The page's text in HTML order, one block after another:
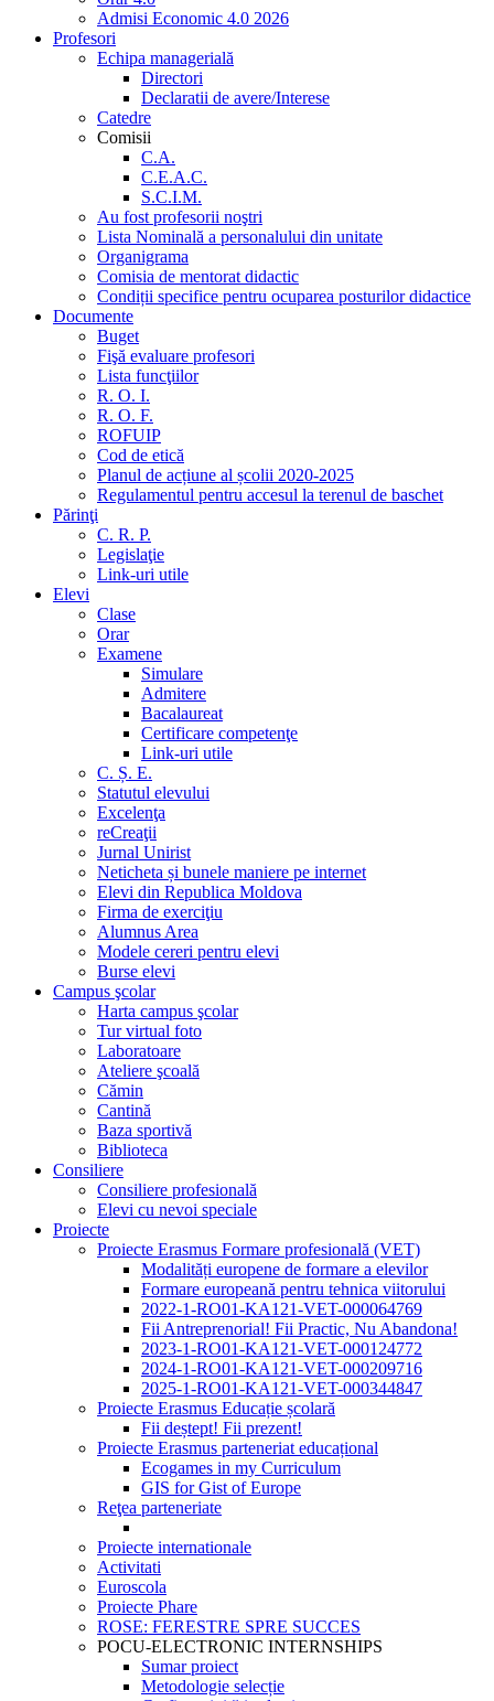
Admisi Economic 4.0 2026
Profesori
Echipa managerială
Directori
Declaratii de avere/Interese
Catedre
Comisii
C.A.
C.E.A.C.
S.C.I.M.
Au fost profesorii noştri
Lista Nominală a personalului din unitate
Organigrama
Comisia de mentorat didactic
Condiții specifice pentru ocuparea posturilor didactice
Documente
Buget
Fişă evaluare profesori
Lista funcţiilor
R. O. I.
R. O. F.
ROFUIP
Cod de etică
Planul de acțiune al școlii 2020-2025
Regulamentul pentru accesul la terenul de baschet
Părinţi
C. R. P.
Legislaţie
Link-uri utile
Elevi
Clase
Orar
Examene
Simulare
Admitere
Bacalaureat
Certificare competenţe
Link-uri utile
C. Ș. E.
Statutul elevului
Excelenţa
reCreaţii
Jurnal Unirist
Neticheta și bunele maniere pe internet
Elevi din Republica Moldova
Firma de exerciţiu
Alumnus Area
Modele cereri pentru elevi
Burse elevi
Campus şcolar
Harta campus şcolar
Tur virtual foto
Laboratoare
Ateliere şcoală
Cămin
Cantină
Baza sportivă
Biblioteca
Consiliere
Consiliere profesională
Elevi cu nevoi speciale
Proiecte
Proiecte Erasmus Formare profesională (VET)
Modalități europene de formare a elevilor
Formare europeană pentru tehnica viitorului
2022-1-RO01-KA121-VET-000064769
Fii Antreprenorial! Fii Practic, Nu Abandona!
2023-1-RO01-KA121-VET-000124772
2024-1-RO01-KA121-VET-000209716
2025-1-RO01-KA121-VET-000344847
Proiecte Erasmus Educație școlară
Fii deștept! Fii prezent!
Proiecte Erasmus parteneriat educațional
Ecogames in my Curriculum
GIS for Gist of Europe
Reţea parteneriate
Proiecte internationale
Activitati
Euroscola
Proiecte Phare
ROSE: FERESTRE SPRE SUCCES
POCU-ELECTRONIC INTERNSHIPS
Sumar proiect
Metodologie selecție